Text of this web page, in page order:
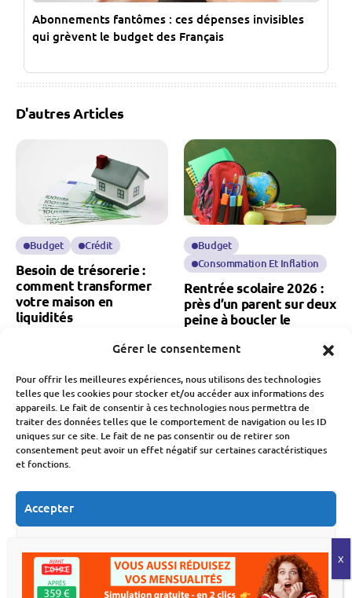
Gérer le consentement
Pour offrir les meilleures expériences, nous utilisons des technologies
telles que les cookies pour stocker et/ou accéder aux informations des
appareils. Le fait de consentir à ces technologies nous permettra de
traiter des données telles que le comportement de navigation ou les ID
uniques sur ce site. Le fait de ne pas consentir ou de retirer son
consentement peut avoir un effet négatif sur certaines caractéristiques
et fonctions.
Accepter
Voir les préférences
Abonnements fantômes : ces dépenses invisibles
qui grèvent le budget des Français
D'autres Articles
Budget Crédit
Besoin de trésorerie :
comment transformer
votre maison en
liquidités
Budget
Consommation Et Inflation
Rentrée scolaire 2026 :
près d’un parent sur deux
peine à boucler le
8 Août 2026
Banque Et Néo-Banque
Crédit Mutuel refuse de
financer les candidats
Natalité en France : une
inquiète pour notre
économie